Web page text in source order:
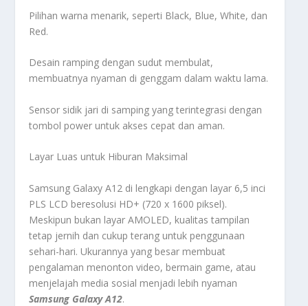
Pilihan warna menarik, seperti Black, Blue, White, dan
Red.
Desain ramping dengan sudut membulat,
membuatnya nyaman di genggam dalam waktu lama.
Sensor sidik jari di samping yang terintegrasi dengan
tombol power untuk akses cepat dan aman.
Layar Luas untuk Hiburan Maksimal
Samsung Galaxy A12 di lengkapi dengan layar 6,5 inci
PLS LCD beresolusi HD+ (720 x 1600 piksel).
Meskipun bukan layar AMOLED, kualitas tampilan
tetap jernih dan cukup terang untuk penggunaan
sehari-hari. Ukurannya yang besar membuat
pengalaman menonton video, bermain game, atau
menjelajah media sosial menjadi lebih nyaman
Samsung Galaxy A12.